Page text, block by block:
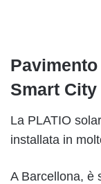
Smart City
La PLATIO
installata in
A Barcellona, è